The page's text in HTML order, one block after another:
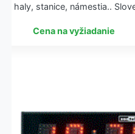
haly, stanice, námestia..
Cena na vyžiadanie